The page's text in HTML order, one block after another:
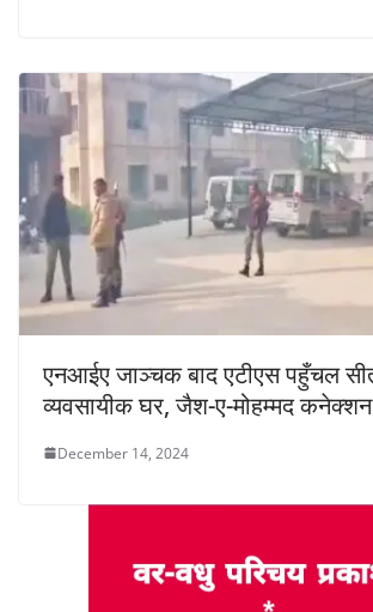
एनआईए जाञ्चक बाद एटीएस पहुँचल
व्यवसायीक घर, जैश-ए-मोहम्मद कनेक्शन
December 14, 2024